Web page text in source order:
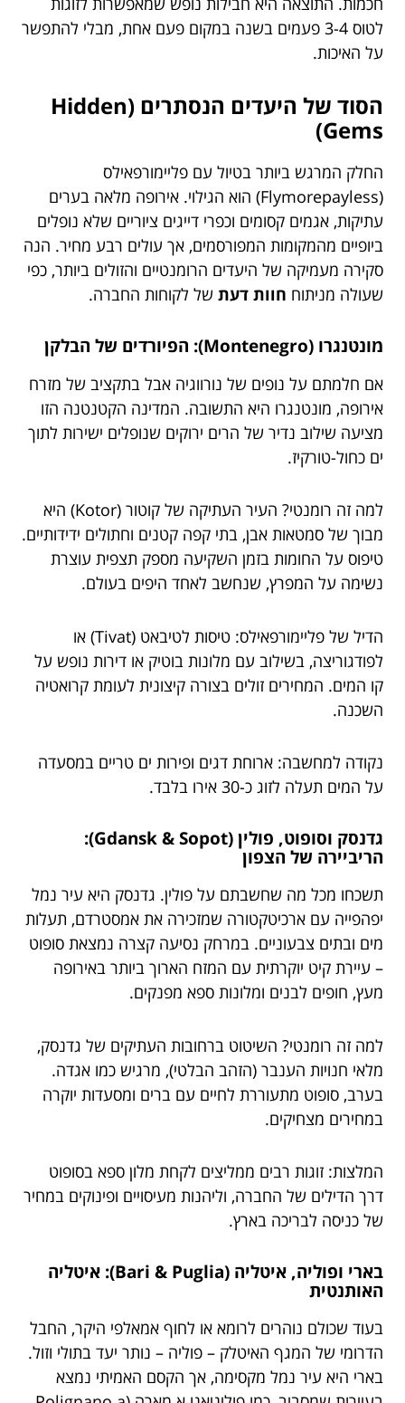
לטוס 3-4 פעמים בשנה במקום פעם אחת, מבלי להתפשר
על האיכות.
הסוד של היעדים הנסתרים (Hidden
Gems)
החלק המרגש ביותר בטיול עם פליימורפאילס
(Flymorepayless) הוא הגילוי. אירופה מלאה בערים
עתיקות, אגמים קסומים וכפרי דייגים ציוריים שלא נופלים
ביופיים מהמקומות המפורסמים, אך עולים רבע מחיר. הנה
סקירה מעמיקה של היעדים הרומנטיים והזולים ביותר, כפי
שעולה מניתוח חוות דעת של לקוחות החברה.
מונטנגרו (Montenegro): הפיורדים של הבלקן
אם חלמתם על נופים של נורווגיה אבל בתקציב של מזרח
אירופה, מונטנגרו היא התשובה. המדינה הקטנטנה הזו
מציעה שילוב נדיר של הרים ירוקים שנופלים ישירות לתוך
ים כחול-טורקיז.
למה זה רומנטי? העיר העתיקה של קוטור (Kotor) היא
מבוך של סמטאות אבן, בתי קפה קטנים וחתולים ידידותיים.
טיפוס על החומות בזמן השקיעה מספק תצפית עוצרת
נשימה על המפרץ, שנחשב לאחד היפים בעולם.
הדיל של פליימורפאילס: טיסות לטיבאט (Tivat) או
לפודגוריצה, בשילוב עם מלונות בוטיק או דירות נופש על
קו המים. המחירים זולים בצורה קיצונית לעומת קרואטיה
השכנה.
נקודה למחשבה: ארוחת דגים ופירות ים טריים במסעדה
על המים תעלה לזוג כ-30 אירו בלבד.
גדנסק וסופוט, פולין (Gdansk & Sopot):
הריביירה של הצפון
תשכחו מכל מה שחשבתם על פולין. גדנסק היא עיר נמל
יפהפייה עם ארכיטקטורה שמזכירה את אמסטרדם, תעלות
מים ובתים צבעוניים. במרחק נסיעה קצרה נמצאת סופוט
– עיירת קיט יוקרתית עם המזח הארוך ביותר באירופה
מעץ, חופים לבנים ומלונות ספא מפנקים.
למה זה רומנטי? השיטוט ברחובות העתיקים של גדנסק,
מלאי חנויות הענבר (הזהב הבלטי), מרגיש כמו אגדה.
בערב, סופוט מתעוררת לחיים עם ברים ומסעדות יוקרה
במחירים מצחיקים.
המלצות: זוגות רבים ממליצים לקחת מלון ספא בסופוט
דרך הדילים של החברה, וליהנות מעיסויים ופינוקים במחיר
של כניסה לבריכה בארץ.
בארי ופוליה, איטליה (Bari & Puglia): איטליה
האותנטית
בעוד שכולם נוהרים לרומא או לחוף אמאלפי היקר, החבל
הדרומי של המגף האיטלק – פוליה – נותר יעד בתולי וזול.
בארי היא עיר נמל מקסימה, אך הקסם האמיתי נמצא